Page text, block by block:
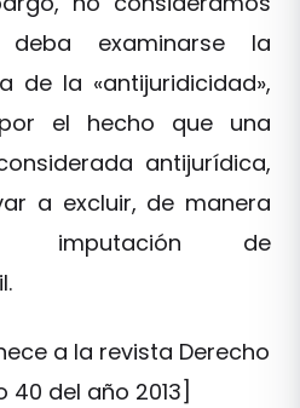
examinarse la
de la «antijuridicidad»,
el hecho que una
antijurídica,
a excluir, de manera
imputación de
a la revista Derecho
40 del año 2013]